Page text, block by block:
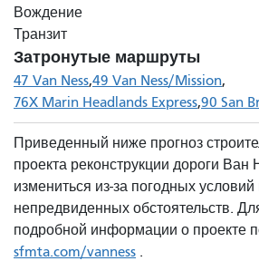
Вождение
Транзит
Затронутые маршруты
47 Van Ness 49 Van Ness/Mission
76X Marin Headlands Express 90 San
Приведенный ниже прогноз
проекта реконструкции дороги Ван
измениться из-за погодных условий
непредвиденных обстоятельств.
подробной информации о проекте
sfmta.com/vanness .